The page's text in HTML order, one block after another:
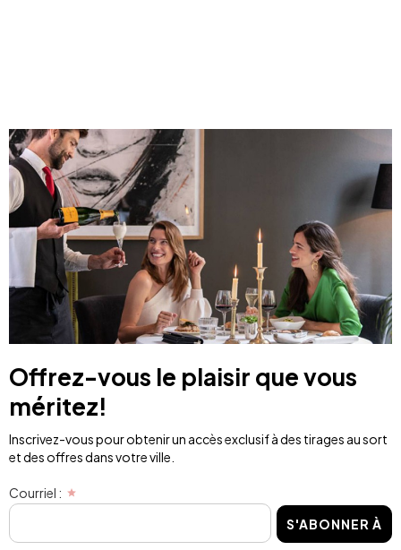
Offrez-vous le plaisir que vous
méritez!
Inscrivez-vous pour obtenir un accès exclusif à des tirages au sort
et des offres dans votre ville.
Courriel :
S'ABONNER À